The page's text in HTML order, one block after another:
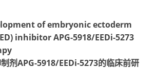
of embryonic ectoderm
inhibitor APG-5918/EEDi-5273
剂APG-5918/EEDi-5273的临床前研